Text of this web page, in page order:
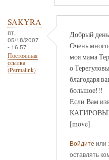
SAKYRA
пт,
05/18/2007
- 16:57
Постоянная
ссылка
(Permalink)
Добрый
Очень много
моя мама
о
благодаря
большое!!!
Если Вам
КАГИРОВЫХ
[move]
Войдите или
оставлять